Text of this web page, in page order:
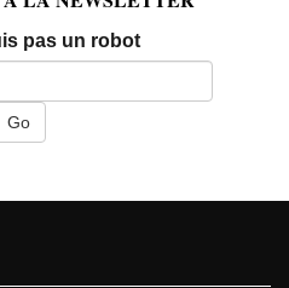
pas un robotEmail